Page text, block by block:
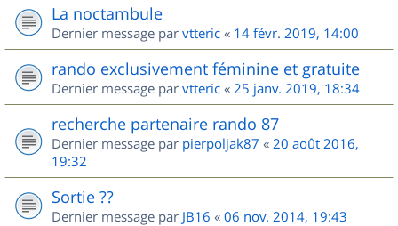
La noctambule
Dernier message par vtteric « 14 févr. 2019, 14:00
rando exclusivement féminine et gratuite
Dernier message par vtteric « 25 janv. 2019, 18:34
recherche partenaire rando 87
Dernier message par pierpoljak87 « 20 août 2016,
19:32
Sortie ??
Dernier message par JB16 « 06 nov. 2014, 19:43